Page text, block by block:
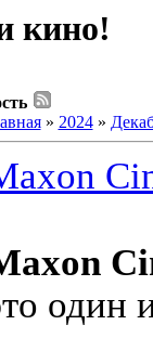
кино!
» 2024 »
один